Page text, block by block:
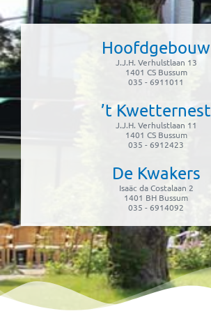
Hoofdgebouw
J.J.H. Verhulstlaan 13
1401 CS Bussum
035 - 6911011
’t Kwetternest
J.J.H. Verhulstlaan 11
1401 CS Bussum
035 - 6912423
De Kwakers
Isaäc da Costalaan 2
1401 BH Bussum
035 - 6914092